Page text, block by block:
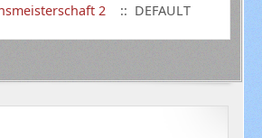
2 :: DEFAULT